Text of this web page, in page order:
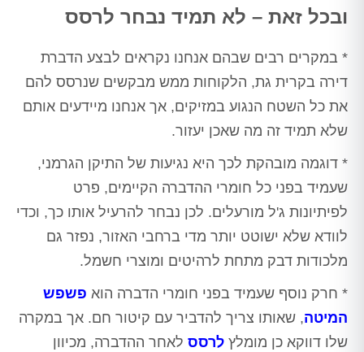
ובכל זאת – לא תמיד נבחר לרסס
* במקרים רבים שבהם אנחנו נקראים לבצע הדברת
דירה בקרית גת, הלקוחות ממש מבקשים שנרסס להם
את כל השטח הנגוע במזיקים, אך אנחנו מיידעים אותם
שלא תמיד זה מה שאכן יעזור.
* דוגמה מובהקת לכך היא נגיעות של התיקן הגרמני,
שעמיד בפני כל חומרי ההדברה הקיימים, פרט
לפיתיונות ג'ל מורעלים. לכן נבחר להרעיל אותו כך, וכדי
לוודא שלא ישוטט יותר מדי ברחבי האזור, נפזר גם
מלכודות דבק מתחת לרהיטים ומוצרי חשמל.
* חרק נוסף שעמיד בפני חומרי הדברה הוא פשפש
המיטה, שאותו צריך להדביר עם קיטור חם. אך במקרה
שלו דווקא כן מומלץ לרסס לאחר ההדברה, מכיוון